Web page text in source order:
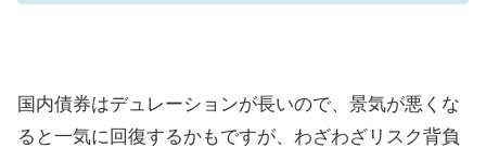
国内債券はデュレーションが長いので、景気が悪くな
ると一気に回復するかもですが、わざわざリスク背負